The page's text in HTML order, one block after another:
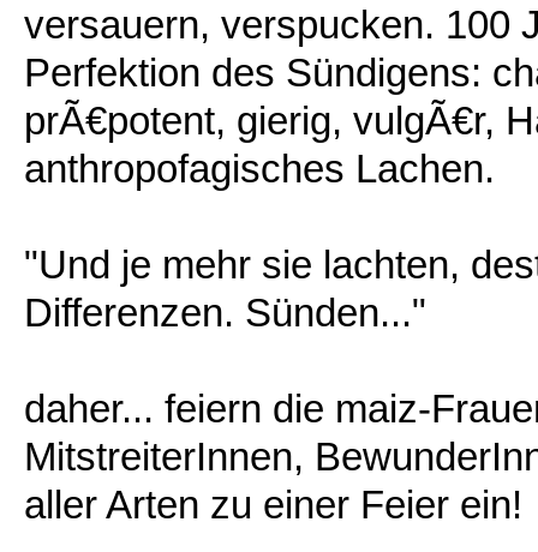
versauern, verspucken. 100
Perfektion des Sündigens:
prÃ€potent, gierig, vulgÃ€r,
anthropofagisches Lachen.
"Und je mehr sie lachten,
Differenzen. Sünden..."
daher... feiern die maiz-
MitstreiterInnen,
aller Arten zu einer Feier ein!